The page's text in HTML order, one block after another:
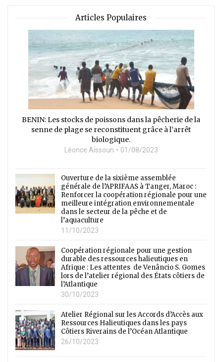
Articles Populaires
BENIN: Les stocks de poissons dans la pêcherie de la
senne de plage se reconstituent grâce à l’arrêt
biologique.
Léonce Aissoun 01/08/2023
Ouverture de la sixième assemblée
générale de l’APRIFAAS à Tanger, Maroc :
Renforcer la coopération régionale pour une
meilleure intégration environnementale
dans le secteur de la pêche et de
l’aquaculture
11/10/2023
Coopération régionale pour une gestion
durable des ressources halieutiques en
Afrique : Les attentes de Venâncio S. Gomes
lors de l’atelier régional des États côtiers de
l’Atlantique
30/10/2023
Atelier Régional sur les Accords d’Accès aux
Ressources Halieutiques dans les pays
Côtiers Riverains de l’Océan Atlantique
26/10/2023